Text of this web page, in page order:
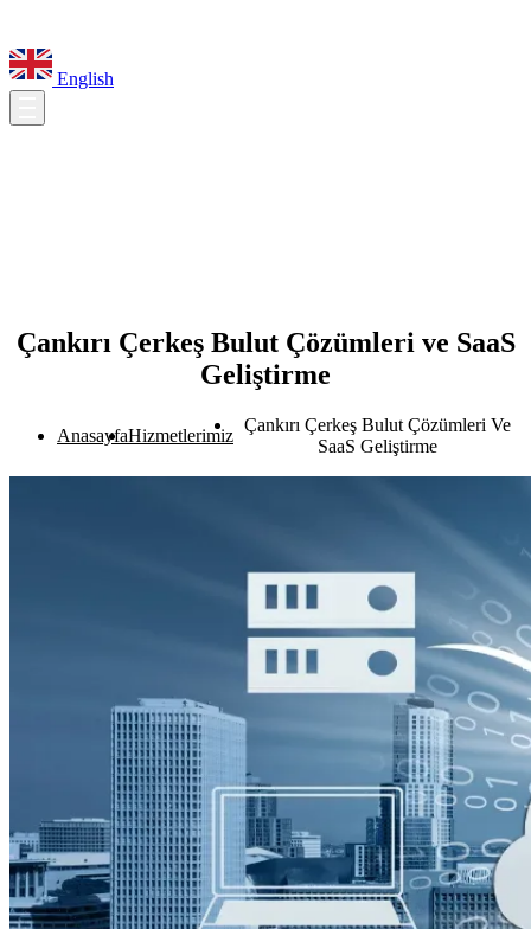
English
Çankırı Çerkeş Bulut Çözümleri ve SaaS
Geliştirme
AnasayfaHizmetlerimiz
Çankırı Çerkeş Bulut Çözümleri Ve
SaaS Geliştirme